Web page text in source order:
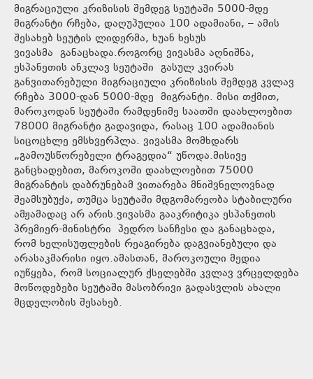
მიგრაციული კრიზისის შემდეგ სეუტაში 5000-მდე
მიგრანტი რჩება, დაღუპულია 100 ადამიანი, – ამის
შესახებ სეუტის ლიდერმა, ხუან ხესუს
ვივასმა განაცხადა.როგორც ვივასმა აღნიშნა,
ესპანეთის ანკლავ სეუტაში გასულ კვირას
განვითარებული მიგრაციული კრიზისის შემდეგ კვლავ
რჩება 3000-დან 5000-მდე მიგრანტი. მისი თქმით,
მაროკოდან სეუტაში რამდენიმე საათში დაახლოებით
78000 მიგრანტი გადავიდა, რასაც 100 ადამიანის
სიცოცხლე ემსხვერპლა. ვივასმა მომხდარს
„გამოუსწორებელი ტრაგედია“ უწოდა.მისივე
განცხადებით, მაროკოში დაახლოებით 75000
მიგრანტის დაბრუნებამ ვითარება მნიშვნელოვნად
შეამსუბუქა, თუმცა სეუტაში მდგომარეობა სტაბილური
ამჟამადაც არ არის.ვივასმა გააკრიტიკა ესპანეთის
პრემიერ-მინისტრი პედრო სანჩესი და განაცხადა,
რომ ხელისუფლების რეაგირება დაგვიანებული და
არასაკმარისი იყო.ამასთან, მაროკოული მედია
იუწყება, რომ სოციალურ ქსელებში კვლავ ვრცელდება
მოწოდებები სეუტაში მასობრივი გადასვლის ახალი
მცდელობის შესახებ.